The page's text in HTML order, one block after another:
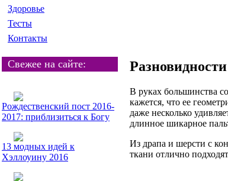
Здоровье
Тесты
Контакты
Свежее на сайте:
Рождественский пост 2016-
2017: приблизиться к Богу
13 модных идей к
Хэллоуину 2016
В руках большинства
кажется, что ее
даже несколько
длинное шикарное
Из драпа и шерсти с
ткани отлично